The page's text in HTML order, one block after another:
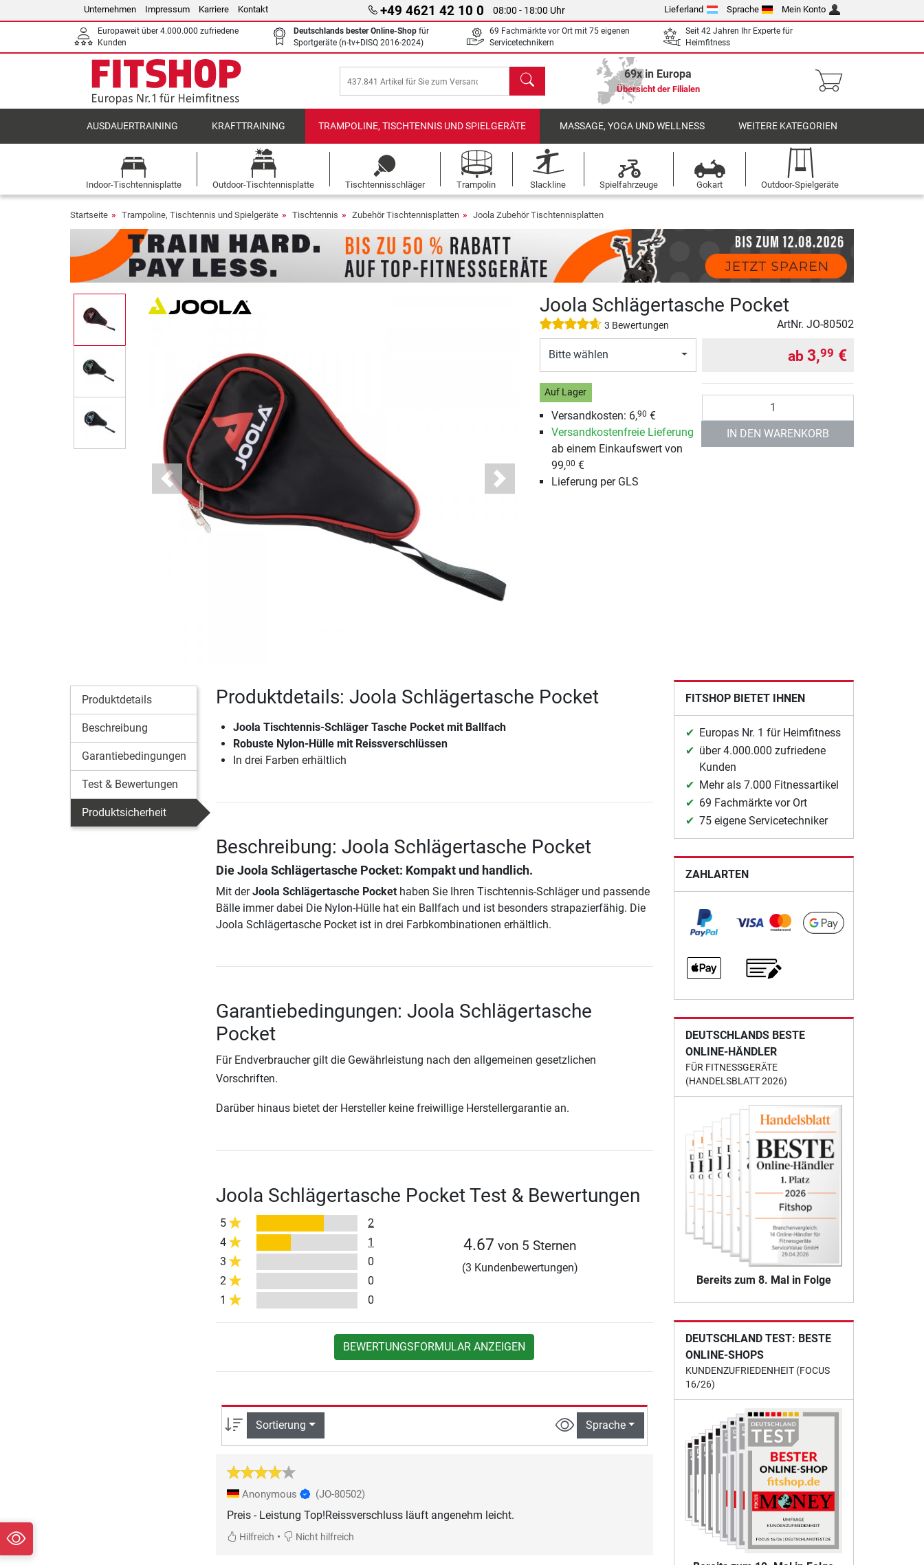
Unternehmen Impressum Karriere Kontakt +49 4621 42 10 0 08:00 - 18:00 Uhr Lieferland Sprache Mein Konto
Europaweit über 4.000.000 zufriedene
Kunden
Deutschlands bester Online-Shop für
Sportgeräte (n-tv+DISQ 2016-2024)
69 Fachmärkte vor Ort mit 75 eigenen
Servicetechnikern
Seit 42 Jahren Ihr Experte für
Heimfitness
Suchen 69x in Europa
Übersicht der Filialen
AUSDAUERTRAINING KRAFTTRAINING TRAMPOLINE, TISCHTENNIS UND SPIELGERÄTE MASSAGE, YOGA UND WELLNESS WEITERE KATEGORIEN
Indoor-Tischtennisplatte Outdoor-Tischtennisplatte Tischtennisschläger Trampolin Slackline Spielfahrzeuge Gokart Outdoor-Spielgeräte
Startseite Trampoline, Tischtennis und Spielgeräte Tischtennis Zubehör Tischtennisplatten Joola Zubehör Tischtennisplatten
Previous Next
Joola Schlägertasche Pocket
3 Bewertungen ArtNr. JO-80502
Bitte wählen
Auf Lager
Versandkosten: 6,90 €
Versandkostenfreie Lieferung
ab einem Einkaufswert von
99,00 €
Lieferung per GLS
ab 3,99 €
IN DEN WARENKORB
Produktdetails
Beschreibung
Garantiebedingungen
Test & Bewertungen
Produktsicherheit
Produktdetails: Joola Schlägertasche Pocket
Joola Tischtennis-Schläger Tasche Pocket mit Ballfach
Robuste Nylon-Hülle mit Reissverschlüssen
In drei Farben erhältlich
Beschreibung: Joola Schlägertasche Pocket
Die Joola Schlägertasche Pocket: Kompakt und handlich.
Mit derJoola Schlägertasche Pockethaben Sie Ihren Tischtennis-Schläger und passende
Bälle immer dabei Die Nylon-Hülle hat ein Ballfach und ist besonders strapazierfähig. Die
Joola Schlägertasche Pocket ist in drei Farbkombinationen erhältlich.
Garantiebedingungen: Joola Schlägertasche
Pocket
Für Endverbraucher gilt die Gewährleistung nach den allgemeinen gesetzlichen
Vorschriften.
Darüber hinaus bietet der Hersteller keine freiwillige Herstellergarantie an.
Joola Schlägertasche Pocket Test & Bewertungen
5
2
4
1
3
0
2
0
1
0
4.67 von 5 Sternen
(3 Kundenbewertungen)
BEWERTUNGSFORMULAR ANZEIGEN
Sortierung Sprache
Anonymous (JO-80502)
Preis - Leistung Top!Reissverschluss läuft angenehm leicht.
Hilfreich • Nicht hilfreich
FITSHOP BIETET IHNEN
Europas Nr. 1 für Heimfitness
über 4.000.000 zufriedene
Kunden
Mehr als 7.000 Fitnessartikel
69 Fachmärkte vor Ort
75 eigene Servicetechniker
ZAHLARTEN
DEUTSCHLANDS BESTE
ONLINE-HÄNDLER
FÜR FITNESSGERÄTE
(HANDELSBLATT 2026)
Bereits zum 8. Mal in Folge
DEUTSCHLAND TEST: BESTE
ONLINE-SHOPS
KUNDENZUFRIEDENHEIT (FOCUS
16/26)